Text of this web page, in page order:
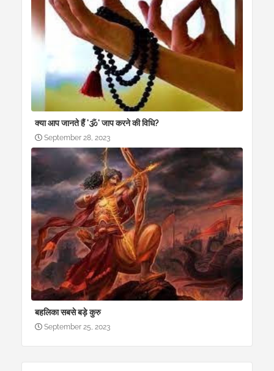
क्या आप जानते हैं '🕉' जाप करने की विधि?
September 28, 2023
बहलिका सबसे बड़े कुरु
September 25, 2023